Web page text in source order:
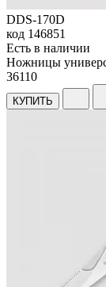
DDS-170D
код 146851
Есть в наличии
Ножницы
36110
КУПИТЬ